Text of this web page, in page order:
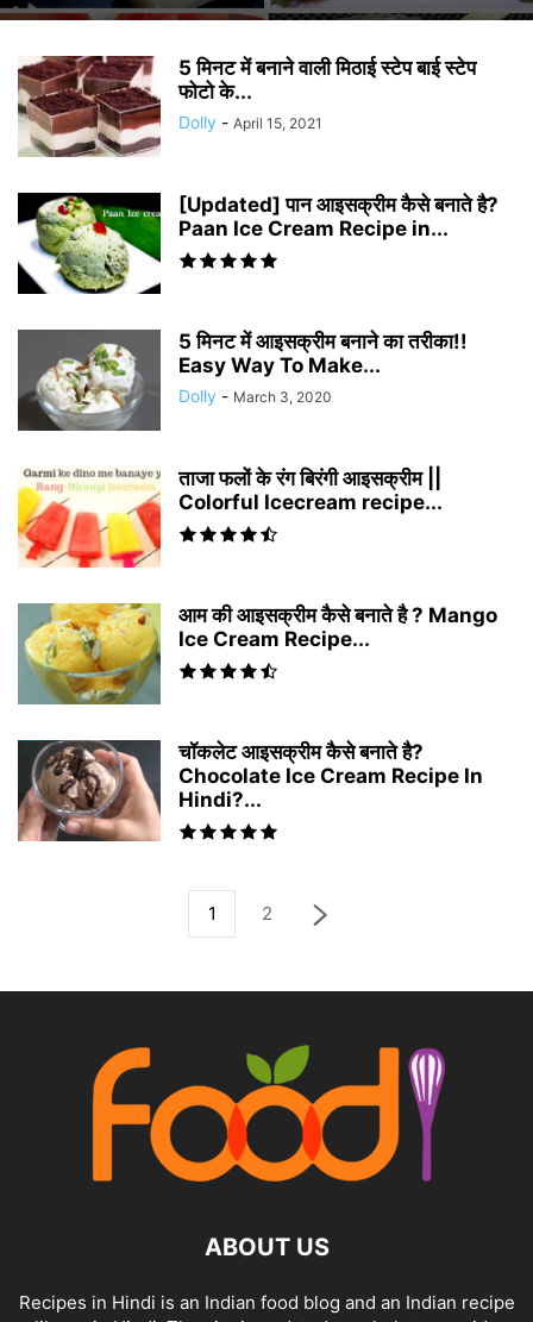
5 मिनट में बनाने वाली मिठाई स्टेप बाई स्टेप
फोटो के...
Dolly - April 15, 2021
[Updated] पान आइसक्रीम कैसे बनाते है?
Paan Ice Cream Recipe in...
5 मिनट में आइसक्रीम बनाने का तरीका!!
Easy Way To Make...
Dolly - March 3, 2020
ताजा फलों के रंग बिरंगी आइसक्रीम ||
Colorful Icecream recipe...
आम की आइसक्रीम कैसे बनाते है ? Mango
Ice Cream Recipe...
चॉकलेट आइसक्रीम कैसे बनाते है?
Chocolate Ice Cream Recipe In
Hindi?...
1 2
ABOUT US
Recipes in Hindi is an Indian food blog and an Indian recipe